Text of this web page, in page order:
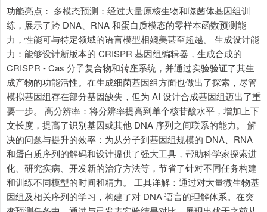
功能亮点： 多模态预测：经过大量原核生物和噬菌体基因组训
练，展示了跨 DNA、RNA 和蛋白质模态的零样本函数预测能
力，性能可与特定领域的语言模型相媲美甚至超越。 生成设计能
力：能够设计新版本的 CRISPR 基因组编辑器，生成合成的
CRISPR - Cas 分子复合物和转座系统，并通过实验验证了其生
成产物的功能活性。在生成细菌基因组方面也做出了探索，尽管
模拟基因组存在部分基因缺失，但为 AI 设计合成基因组迈出了重
要一步。 高分辨率：将分辨率提高到单个核苷酸水平，增加上下
文长度，提高了识别基因或其他 DNA 序列之间联系的能力。 解
决的问题与提升的效率：为从分子到基因组规模的 DNA、RNA
和蛋白质序列的解码和设计提供了强大工具，帮助科学家探索进
化、研究疾病、开发新的治疗方法等，节省了针对不同任务构建
和训练不同模型的时间和精力。 工具详解：通过对大量微生物基
因组及相关序列的学习，构建了对 DNA 语言的理解体系。在突